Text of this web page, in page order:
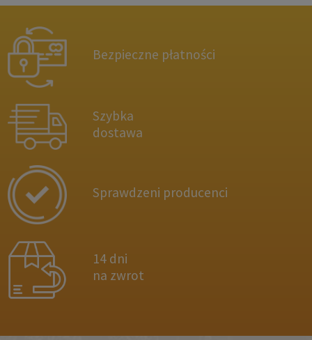
Bezpieczne płatności
Szybka
dostawa
Sprawdzeni producenci
14 dni
na zwrot